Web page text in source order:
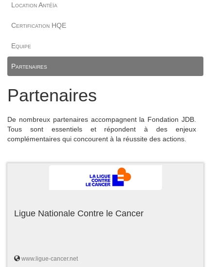
Location Antéïa
Certification HQE
Equipe
Partenaires
Partenaires
De nombreux partenaires accompagnent la Fondation JDB.
Tous sont essentiels et répondent à des enjeux
complémentaires qui concourent à la réussite des actions.
Ligue Nationale Contre le Cancer
www.ligue-cancer.net